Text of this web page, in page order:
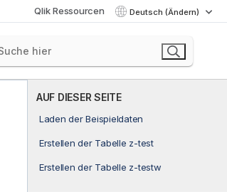
Qlik Ressourcen Deutsch (Ändern)
AUF DIESER SEITE
Laden der Beispieldaten
Erstellen der Tabelle z-test
Erstellen der Tabelle z-testw